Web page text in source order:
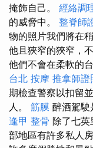
掩飾自己。 經絡調
的威脅中。 整脊師
物的照片我們將在
他且狹窄的狹窄，
他們不會在柔軟的
台北 按摩 推拿師證
期檢查警察以扣留
人。 筋膜 醉酒駕駛
逢甲 整骨 除了七
部地區有許多私人